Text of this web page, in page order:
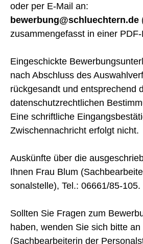
oder per E-Mail an:
bewerbung@schluechtern.de
zusammengefasst in einer
Eingeschickte
nach Abschluss des
rückgesandt und entsprechend
datenschutzrechtlichen
Eine schriftliche
Zwischennachricht erfolgt nicht.
Auskünfte über die
Ihnen Frau Blum
sonalstelle), Tel.: 06661/85-105.
Sollten Sie Fragen zum
haben, wenden Sie sich bitte
(Sachbearbeiterin der